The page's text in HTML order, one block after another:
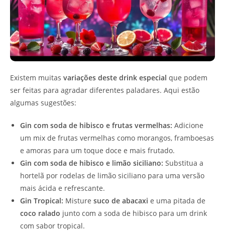
Existem muitas variações deste drink especial que podem
ser feitas para agradar diferentes paladares. Aqui estão
algumas sugestões:
Gin com soda de hibisco e frutas vermelhas: Adicione
um mix de frutas vermelhas como morangos, framboesas
e amoras para um toque doce e mais frutado.
Gin com soda de hibisco e limão siciliano: Substitua a
hortelã por rodelas de limão siciliano para uma versão
mais ácida e refrescante.
Gin Tropical: Misture suco de abacaxi e uma pitada de
coco ralado junto com a soda de hibisco para um drink
com sabor tropical.